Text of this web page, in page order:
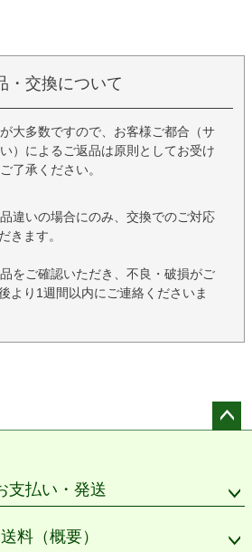
・交換について
大多数ですので、お客様ご都合（サ
）によるご返品は原則としてお受け
了承ください。
違いの場合にのみ、交換でのご対応
きます。
をご確認いただき、不良・破損がご
より1週間以内にご連絡くださいま
支払い・発送
送料（概要）